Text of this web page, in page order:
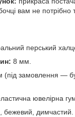
вам не потрібно
перський
8 мм.
(під замовлення —
ювелірна
бежевий, димчастий.